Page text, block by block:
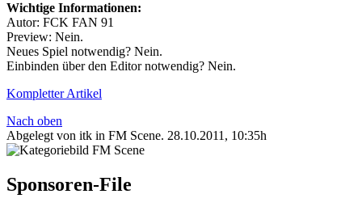
Wichtige Informationen:
Autor: FCK FAN 91
Preview: Nein.
Neues Spiel notwendig? Nein.
Einbinden über den Editor notwendig? Nein.
Kompletter Artikel
Nach oben
Abgelegt von itk in FM Scene. 28.10.2011, 10:35h
Sponsoren-File